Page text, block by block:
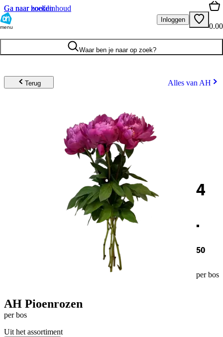
Ga naar hoofdinhoud
Ga naar zoeken
menu
Inloggen
0.00
Waar ben je naar op zoek?
Terug Alles van AH
4
.
50
per bos
AH Pioenrozen
per bos
Uit het assortiment